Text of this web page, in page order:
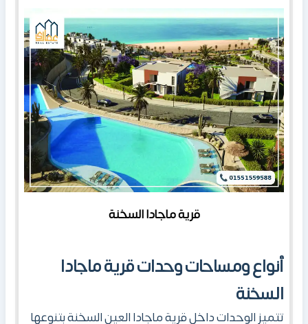
قرية ماجادا السخنة
أنواع ومساحات وحداتقرية ماجادا
السخنة
تتميز الوحدات داخل قرية ماجادا العين السخنة بتنوعها